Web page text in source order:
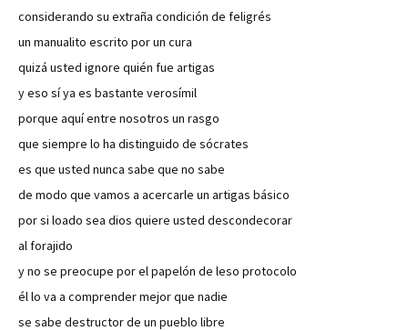
considerando su extraña condición de feligrés
un manualito escrito por un cura
quizá usted ignore quién fue artigas
y eso sí ya es bastante verosímil
porque aquí entre nosotros un rasgo
que siempre lo ha distinguido de sócrates
es que usted nunca sabe que no sabe
de modo que vamos a acercarle un artigas básico
por si loado sea dios quiere usted descondecorar
al forajido
y no se preocupe por el papelón de leso protocolo
él lo va a comprender mejor que nadie
se sabe destructor de un pueblo libre